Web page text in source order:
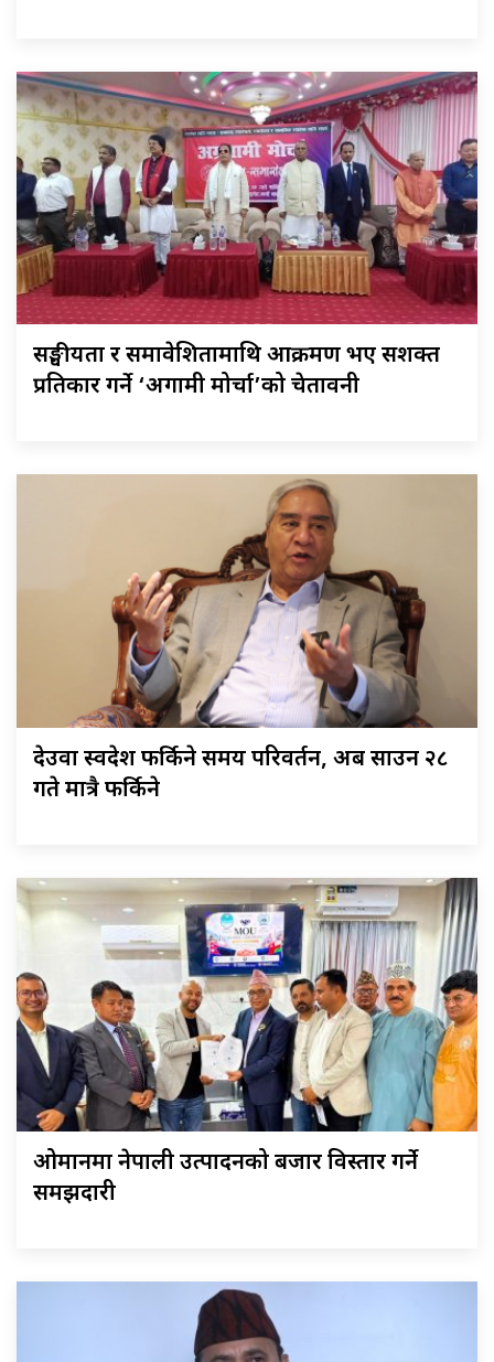
सङ्घीयता र समावेशितामाथि आक्रमण भए सशक्त
प्रतिकार गर्ने ‘अग्रगामी मोर्चा’को चेतावनी
देउवा स्वदेश फर्किने समय परिवर्तन, अब साउन २८
गते मात्रै फर्किने
ओमानमा नेपाली उत्पादनको बजार विस्तार गर्ने
समझदारी